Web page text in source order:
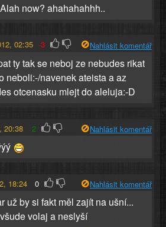
now? ahahahahhh..
02:35 -3 Nahlásit komentář
ty tak se neboj ze nebudes rikat
neboli:-/navenek ateista a az
otcenasku mlejt do aleluja:-D
20:38 2 Nahlásit komentář
18:24 0 Nahlásit komentář
už by si fakt měl zajít na ušní...
volaj a neslyší